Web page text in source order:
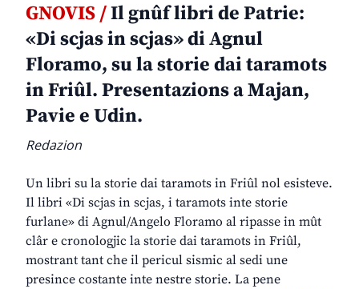
GNOVIS /Il gnûf libri de Patrie:
«Di scjas in scjas» di Agnul
Floramo, su la storie dai taramots
in Friûl. Presentazions a Majan,
Pavie e Udin.
Redazion
Un libri su la storie dai taramots in Friûl nol esisteve.
Il libri «Di scjas in scjas, i taramots inte storie
furlane» di Agnul/Angelo Floramo al ripasse in mût
clâr e cronologjic la storie dai taramots in Friûl,
mostrant tant che il pericul sismic al sedi une
presince costante inte nestre storie. La pene